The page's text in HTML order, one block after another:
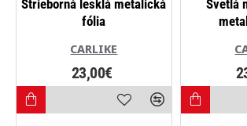
CARLIKE
Strieborná lesklá metalická
fólia
23,00€
Svetlá